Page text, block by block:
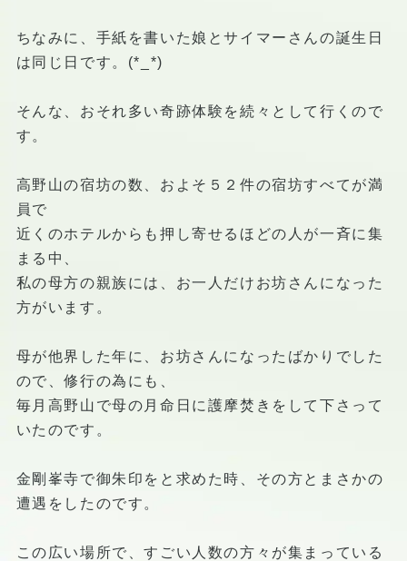
ちなみに、手紙を書いた娘とサイマーさんの誕生日
は同じ日です。(*_*)
そんな、おそれ多い奇跡体験を続々として行くので
す。
高野山の宿坊の数、およそ５２件の宿坊すべてが満
員で
近くのホテルからも押し寄せるほどの人が一斉に集
まる中、
私の母方の親族には、お一人だけお坊さんになった
方がいます。
母が他界した年に、お坊さんになったばかりでした
ので、修行の為にも、
毎月高野山で母の月命日に護摩焚きをして下さって
いたのです。
金剛峯寺で御朱印をと求めた時、その方とまさかの
遭遇をしたのです。
この広い場所で、すごい人数の方々が集まっている